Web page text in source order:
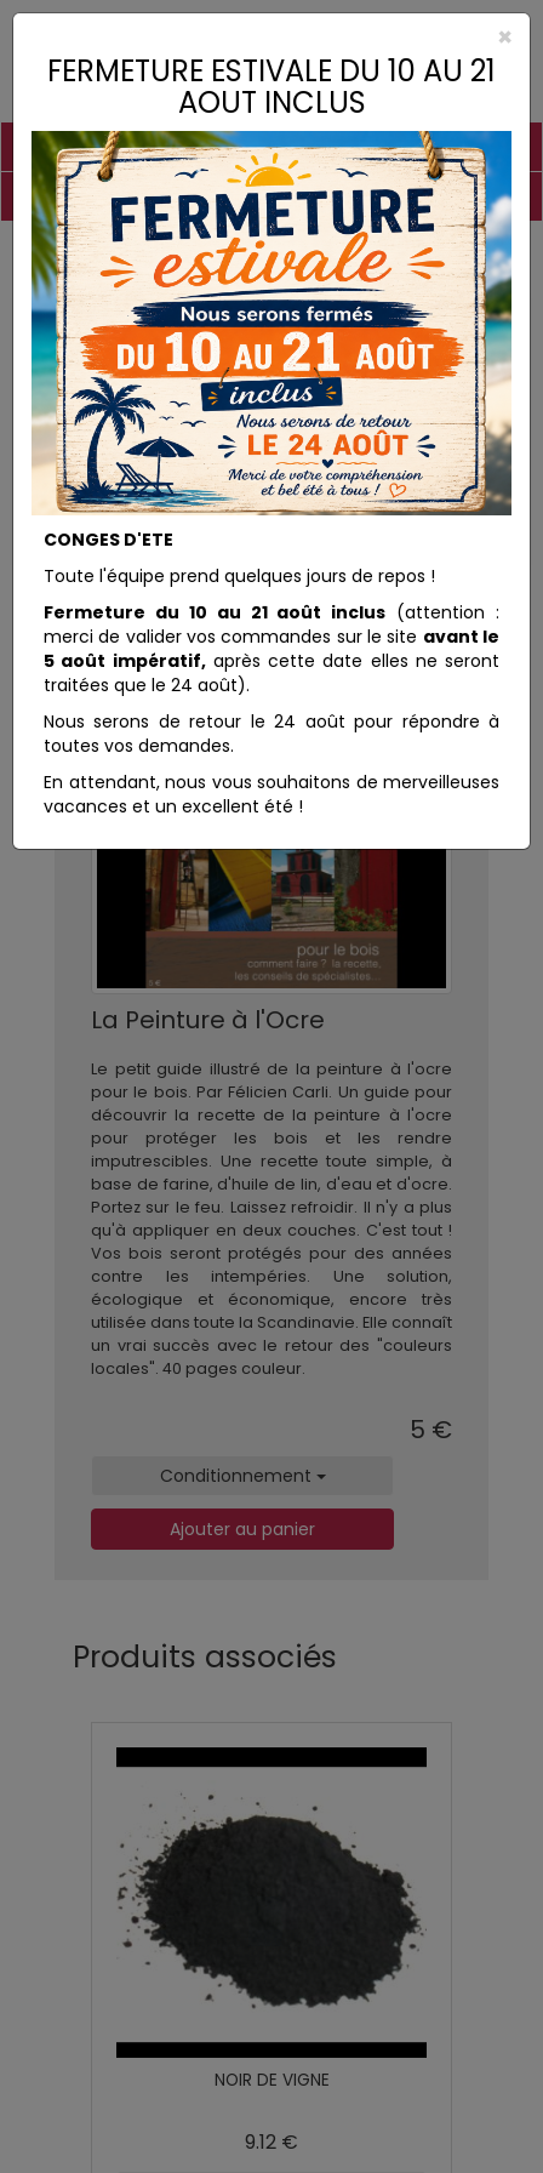
Toggle
PIGMENTS CHAUX CHARGES LIANTS
COLLES DROGUERIE MATÉRIEL DESTOCKAGE
Matériel La Peinture à l'Ocre
MATÉRIEL
La Peinture à l'Ocre
Le petit guide illustré de la peinture à l'ocre
pour le bois. Par Félicien Carli. Un guide pour
découvrir la recette de la peinture à l'ocre
pour protéger les bois et les rendre
imputrescibles. Une recette toute simple, à
base de farine, d'huile de lin, d'eau et d'ocre.
Portez sur le feu. Laissez refroidir. Il n'y a plus
qu'à appliquer en deux couches. C'est tout !
Vos bois seront protégés pour des années
contre les intempéries. Une solution,
écologique et économique, encore très
utilisée dans toute la Scandinavie. Elle connaît
un vrai succès avec le retour des "couleurs
locales". 40 pages couleur.
5 €
Conditionnement
Ajouter au panier
Produits associés
NOIR DE VIGNE
9.12 €
×
FERMETURE ESTIVALE DU 10 AU 21
AOUT INCLUS
CONGES D'ETE
Toute l'équipe prend quelques jours de repos !
Fermeture du 10 au 21 août inclus (attention :
merci de valider vos commandes sur le site avant le
5 août impératif,après cette date elles ne seront
traitées que le 24 août).
Nous serons de retour le 24 août pour répondre à
toutes vos demandes.
En attendant, nous vous souhaitons de merveilleuses
vacances et un excellent été !